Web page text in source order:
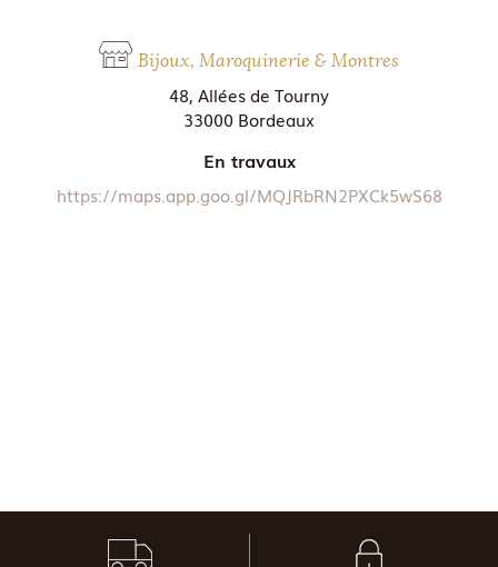
Bijoux, Maroquinerie & Montres
48, Allées de Tourny
33000 Bordeaux
En travaux
https://maps.app.goo.gl/MQJRbRN2PXCk5wS68